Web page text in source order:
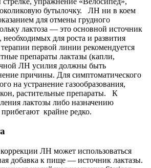
бутылочку. ЛН ни в коем
для отмены грудного
лактоза — это основной источник
необходимых для роста и развития
первой линии рекомендуется
препараты лактазы (капли,
ЛН усилия должны быть
причины. Для симптоматического
на устранение газообразования,
растительные препараты. К
лактозы либо назначению
прибегают крайне редко.
ЛН может использоваться
добавка к пище — источник лактазы.